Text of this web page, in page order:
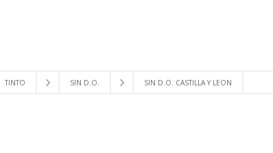
TINTO SIN D.O. SIN D.O. CASTILLA Y LEON